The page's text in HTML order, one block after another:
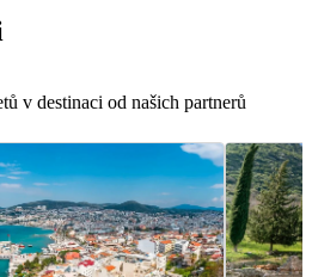
v destinaci od našich partnerů